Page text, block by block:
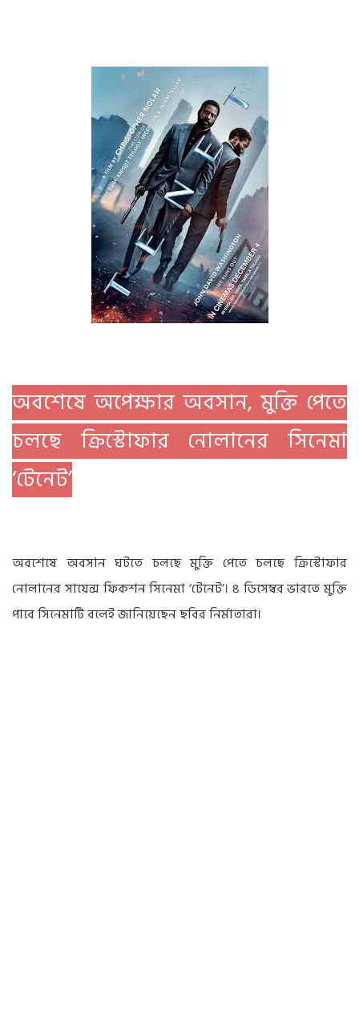
অবশেষে অপেক্ষার অবসান, মুক্তি পেতে
চলছে ক্রিস্টোফার নোলানের সিনেমা
‘টেনেট’
অবশেষে অবসান ঘটতে চলছে মুক্তি পেতে চলছে ক্রিস্টোফার
নোলানের সায়েন্স ফিকশন সিনেমা ‘টেনেট’। ৪ ডিসেম্বর ভারতে মুক্তি
পাবে সিনেমাটি বলেই জানিয়েছেন ছবির নির্মাতারা।